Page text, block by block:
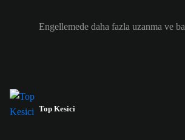
Engellemede daha fazla uzanma ve
Top Kesici